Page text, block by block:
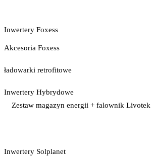
Inwertery Foxess
Akcesoria Foxess
ładowarki retrofitowe
Inwertery Hybrydowe
Zestaw magazyn energii + falownik Livotek
Inwertery Solplanet